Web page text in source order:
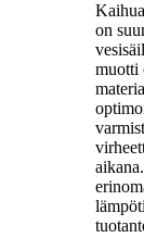
on
muotti